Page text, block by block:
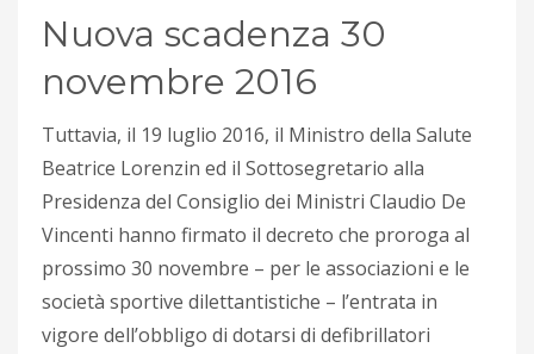
Nuova scadenza 30
novembre 2016
Tuttavia, il 19 luglio 2016, il Ministro della Salute
Beatrice Lorenzin ed il Sottosegretario alla
Presidenza del Consiglio dei Ministri Claudio De
Vincenti hanno firmato il decreto che proroga al
prossimo 30 novembre – per le associazioni e le
società sportive dilettantistiche – l’entrata in
vigore dell’obbligo di dotarsi di defibrillatori